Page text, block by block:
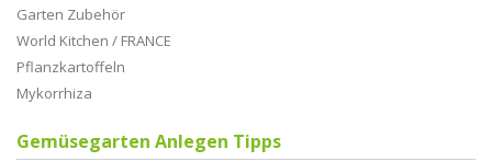
Garten Zubehör
World Kitchen / FRANCE
Pflanzkartoffeln
Mykorrhiza
Gemüsegarten Anlegen Tipps